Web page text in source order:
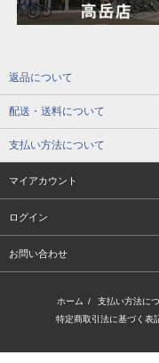
返品について
配送・送料について
支払い方法について
マイアカウント
ログイン
お問い合わせ
ホーム / 支払い方法に
特定商取引法に基づく表